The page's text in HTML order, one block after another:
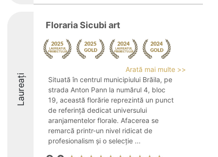
Laureați
Floraria Sicubi art
Arată mai multe >>
Situată în centrul municipiului Brăila, pe
strada Anton Pann la numărul 4, bloc
19, această florărie reprezintă un punct
de referință dedicat universului
aranjamentelor florale. Afacerea se
remarcă printr-un nivel ridicat de
profesionalism și o selecție ...